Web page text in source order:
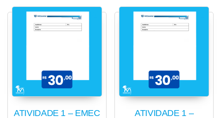
ATIVIDADE 1 – EMEC
ATIVIDADE 1 –